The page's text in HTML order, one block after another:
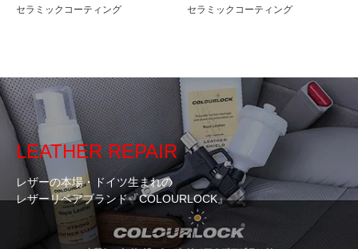
セラミックコーティング セラミックコーティング
LEATHER REPAIR
レザーの本場・ドイツ生まれの
レザーリペアブランド『COLOURLOCK』